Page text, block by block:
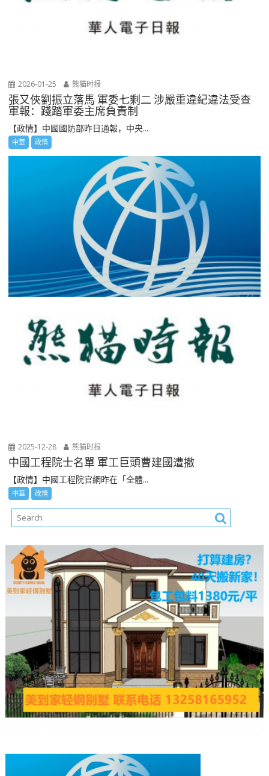
2026-01-25 熊猫时报
張又俠劉振立落馬 軍委七剩二 涉嚴重違紀違法受查
軍報：踐踏軍委主席負責制
【政情】中國國防部昨日通報，中央...
中華 政情
2025-12-28 熊猫时报
中國工程院士名單 軍工巨頭曹建國遭撤
【政情】中國工程院官網昨在「全體...
中華 政情